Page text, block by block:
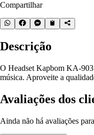
Compartilhar
Descrição
O Headset Kapbom KA-
música. Aproveite a
Avaliações dos
Ainda não há avaliações